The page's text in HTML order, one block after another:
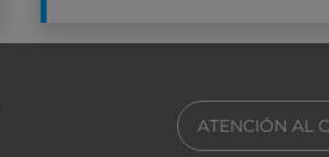
ATENCIÓN AL